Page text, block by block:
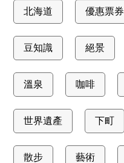
北海道 優惠票券
豆知識 絕景
溫泉 咖啡
世界遺產 下町
散步 藝術